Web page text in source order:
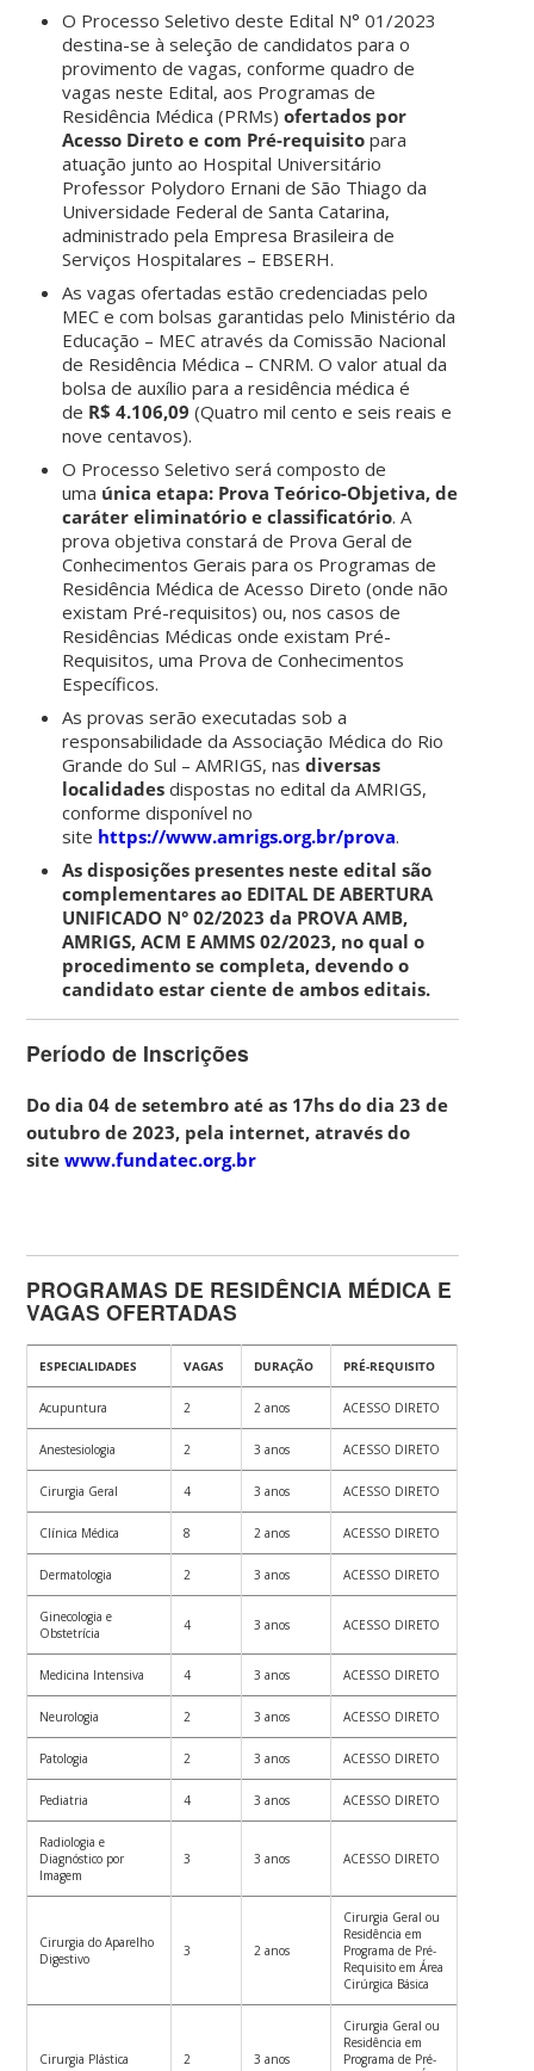
O Processo Seletivo deste Edital N° 01/2023
destina-se à seleção de candidatos para o
provimento de vagas, conforme quadro de
vagas neste Edital, aos Programas de
Residência Médica (PRMs)ofertados por
Acesso Direto e com Pré-requisito para
atuação junto ao Hospital Universitário
Professor Polydoro Ernani de São Thiago da
Universidade Federal de Santa Catarina,
administrado pela Empresa Brasileira de
Serviços Hospitalares – EBSERH.
As vagas ofertadas estão credenciadas pelo
MEC e com bolsas garantidas pelo Ministério da
Educação – MEC através da Comissão Nacional
de Residência Médica – CNRM. O valor atual da
bolsa de auxílio para a residência médica é
de R$ 4.106,09(Quatro mil cento e seis reais e
nove centavos).
O Processo Seletivo será composto de
uma única etapa: Prova Teórico-Objetiva, de
caráter eliminatório e classificatório. A
prova objetiva constará de Prova Geral de
Conhecimentos Gerais para os Programas de
Residência Médica de Acesso Direto (onde não
existam Pré-requisitos) ou, nos casos de
Residências Médicas onde existam Pré-
Requisitos, uma Prova de Conhecimentos
Específicos.
As provas serão executadas sob a
responsabilidade da Associação Médica do Rio
Grande do Sul – AMRIGS, nasdiversas
localidades dispostas no edital da AMRIGS,
conforme disponível no
site https://www.amrigs.org.br/prova.
As disposições presentes neste edital são
complementares ao EDITAL DE ABERTURA
UNIFICADO N° 02/2023 da PROVA AMB,
AMRIGS, ACM E AMMS 02/2023, no qual o
procedimento se completa, devendo o
candidato estar ciente de ambos editais.
Período de Inscrições
Do dia 04 de setembro até as 17hs do dia 23 de
outubro de 2023, pela internet, através do
sitewww.fundatec.org.br
PROGRAMAS DE RESIDÊNCIA MÉDICA E
VAGAS OFERTADAS
ESPECIALIDADES VAGAS DURAÇÃO PRÉ-REQUISITO
Acupuntura 2 2 anos ACESSO DIRETO
Anestesiologia 2 3 anos ACESSO DIRETO
Cirurgia Geral 4 3 anos ACESSO DIRETO
Clínica Médica 8 2 anos ACESSO DIRETO
Dermatologia 2 3 anos ACESSO DIRETO
Ginecologia e
Obstetrícia
4 3 anos ACESSO DIRETO
Medicina Intensiva 4 3 anos ACESSO DIRETO
Neurologia 2 3 anos ACESSO DIRETO
Patologia 2 3 anos ACESSO DIRETO
Pediatria 4 3 anos ACESSO DIRETO
Radiologia e
Diagnóstico por
Imagem
3 3 anos ACESSO DIRETO
Cirurgia do Aparelho
Digestivo
3 2 anos
Cirurgia Geral ou
Residência em
Programa de Pré-
Requisito em Área
Cirúrgica Básica
Cirurgia Plástica 2 3 anos
Cirurgia Geral ou
Residência em
Programa de Pré-